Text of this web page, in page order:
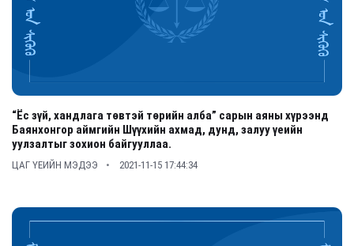
“Ёс зүй, хандлага төвтэй төрийн алба” сарын аяны хүрээнд
Баянхонгор аймгийн Шүүхийн ахмад, дунд, залуу үеийн
уулзалтыг зохион байгууллаа.
ЦАГ ҮЕИЙН МЭДЭЭ 2021-11-15 17:44:34